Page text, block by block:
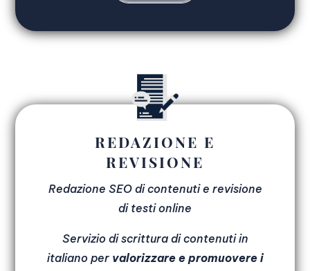
REDAZIONE E
REVISIONE
Redazione SEO di contenuti e revisione
di testi online
Servizio di scrittura di contenuti in
italiano per valorizzare e promuovere i